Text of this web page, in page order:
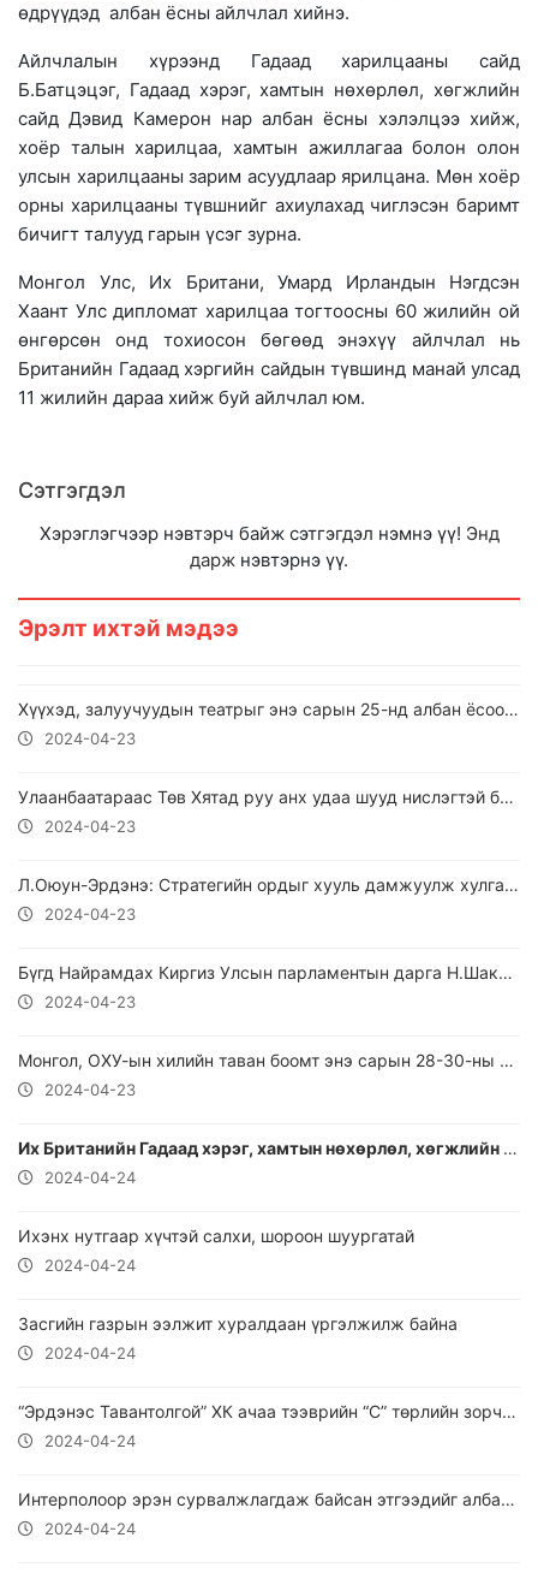
өдрүүдэд албан ёсны айлчлал хийнэ.
Айлчлалын хүрээнд Гадаад харилцааны сайд
Б.Батцэцэг, Гадаад хэрэг, хамтын нөхөрлөл, хөгжлийн
сайд Дэвид Камерон нар албан ёсны хэлэлцээ хийж,
хоёр талын харилцаа, хамтын ажиллагаа болон олон
улсын харилцааны зарим асуудлаар ярилцана. Мөн хоёр
орны харилцааны түвшнийг ахиулахад чиглэсэн баримт
бичигт талууд гарын үсэг зурна.
Монгол Улс, Их Британи, Умард Ирландын Нэгдсэн
Хаант Улс дипломат харилцаа тогтоосны 60 жилийн ой
өнгөрсөн онд тохиосон бөгөөд энэхүү айлчлал нь
Британийн Гадаад хэргийн сайдын түвшинд манай улсад
11 жилийн дараа хийж буй айлчлал юм.
Сэтгэгдэл
Хэрэглэгчээр нэвтэрч байж сэтгэгдэл нэмнэ үү! Энд
дарж нэвтэрнэ үү.
Эрэлт ихтэй мэдээ
Хүүхэд, залуучуудын театрыг энэ сарын 25-нд албан ёсоор нээнэ
2024-04-23
Улаанбаатараас Төв Хятад руу анх удаа шууд нислэгтэй боллоо
2024-04-23
Л.Оюун-Эрдэнэ: Стратегийн ордыг хууль дамжуулж хулгайлдаг асуудал энэ төрөөр цэглэгдэх ёстой
2024-04-23
Бүгд Найрамдах Киргиз Улсын парламентын дарга Н.Шакиев Монгол Улсад хүрэлцэн ирлээ
2024-04-23
Монгол, ОХУ-ын хилийн таван боомт энэ сарын 28-30-ны өдөр түр хаагдана
2024-04-23
Их Британийн Гадаад хэрэг, хамтын нөхөрлөл, хөгжлийн сайд Дэвид Камерон Монголд айлчилна
2024-04-24
Ихэнх нутгаар хүчтэй салхи, шороон шуургатай
2024-04-24
Засгийн газрын ээлжит хуралдаан үргэлжилж байна
2024-04-24
“Эрдэнэс Тавантолгой” ХК ачаа тээврийн “С” төрлийн зорчих зөвшөөрлийг нээлттэй, ил тод болгосон
2024-04-24
Интерполоор эрэн сурвалжлагдаж байсан этгээдийг албадан авчирлаа
2024-04-24